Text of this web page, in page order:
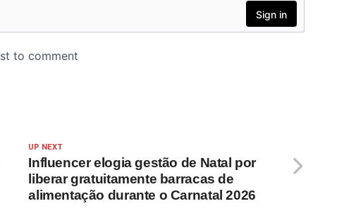
UP NEXT
Influencer elogia gestão de Natal por
liberar gratuitamente barracas de
alimentação durante o Carnatal 2026